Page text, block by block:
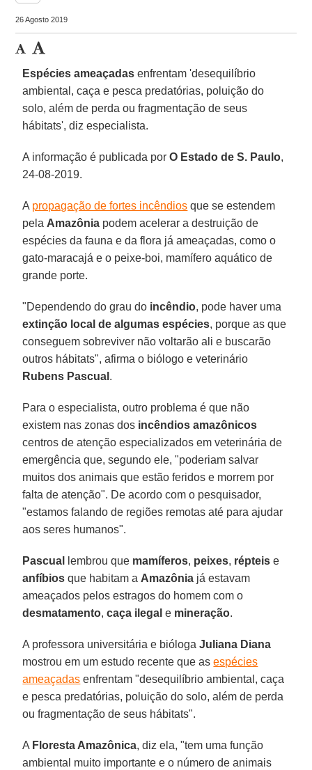
26 Agosto 2019
Espécies ameaçadas enfrentam 'desequilíbrio
ambiental, caça e pesca predatórias, poluição do
solo, além de perda ou fragmentação de seus
hábitats', diz especialista.
A informação é publicada por O Estado de S. Paulo,
24-08-2019.
A propagação de fortes incêndios que se estendem
pela Amazônia podem acelerar a destruição de
espécies da fauna e da flora já ameaçadas, como o
gato-maracajá e o peixe-boi, mamífero aquático de
grande porte.
"Dependendo do grau do incêndio, pode haver uma
extinção local de algumas espécies, porque as que
conseguem sobreviver não voltarão ali e buscarão
outros hábitats", afirma o biólogo e veterinário
Rubens Pascual .
Para o especialista, outro problema é que não
existem nas zonas dos incêndios amazônicos
centros de atenção especializados em veterinária de
emergência que, segundo ele, "poderiam salvar
muitos dos animais que estão feridos e morrem por
falta de atenção". De acordo com o pesquisador,
"estamos falando de regiões remotas até para ajudar
aos seres humanos".
Pascual lembrou que mamíferos, peixes, répteis e
anfíbios que habitam a Amazônia já estavam
ameaçados pelos estragos do homem com o
desmatamento,caça ilegal e mineração.
A professora universitária e biólogaJuliana Diana
mostrou em um estudo recente que asespécies
ameaçadas enfrentam "desequilíbrio ambiental, caça
e pesca predatórias, poluição do solo, além de perda
ou fragmentação de seus hábitats".
A Floresta Amazônica, diz ela, "tem uma função
ambiental muito importante e o número de animais